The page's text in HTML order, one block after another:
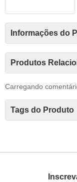
Informações do
Produtos
Carregando
Tags do Produto